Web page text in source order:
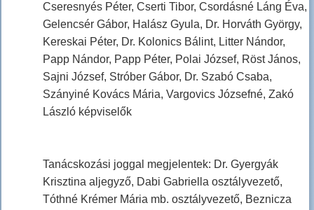
Cseresnyés Péter, Cserti Tibor, Csordásné Láng Éva,
Gelencsér Gábor, Halász Gyula, Dr. Horváth György,
Kereskai Péter, Dr. Kolonics Bálint, Litter Nándor,
Papp Nándor, Papp Péter, Polai József, Röst János,
Sajni József, Stróber Gábor, Dr. Szabó Csaba,
Szányiné Kovács Mária, Vargovics Józsefné, Zakó
László képviselők
Tanácskozási joggal megjelentek: Dr. Gyergyák
Krisztina aljegyző, Dabi Gabriella osztályvezető,
Tóthné Krémer Mária mb. osztályvezető, Beznicza